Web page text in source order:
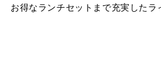
お得なランチセットまで充実したラ